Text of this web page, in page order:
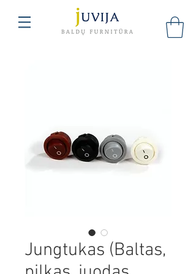
Jungtukas (Baltas,